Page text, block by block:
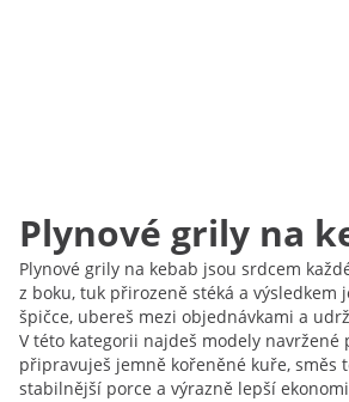
Plynové grily na
Plynové grily na kebab jsou srdcem
z boku, tuk přirozeně stéká a
špičce, ubereš mezi objednávkami a
V této kategorii najdeš modely
připravuješ jemně kořeněné kuře, směs
stabilnější porce a výrazně lepší